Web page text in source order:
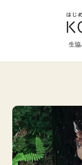
生
産直
暮らしと社会
環境と平和
生協の宅配パルシ